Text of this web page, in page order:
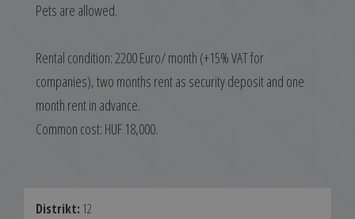
Pets are allowed.
Rental condition: 2200 Euro/ month (+15% VAT for
companies), two months rent as security deposit and one
month rent in advance.
Common cost: HUF 18,000.
Distrikt: 12